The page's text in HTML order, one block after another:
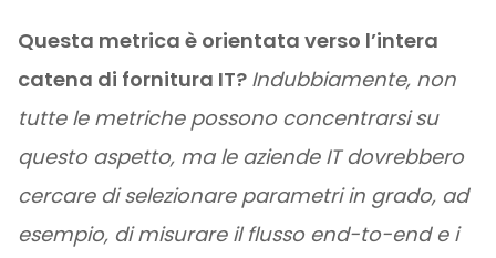
Questa metrica è orientata verso l’intera
catena di fornitura IT? Indubbiamente, non
tutte le metriche possono concentrarsi su
questo aspetto, ma le aziende IT dovrebbero
cercare di selezionare parametri in grado, ad
esempio, di misurare il flusso end-to-end e i